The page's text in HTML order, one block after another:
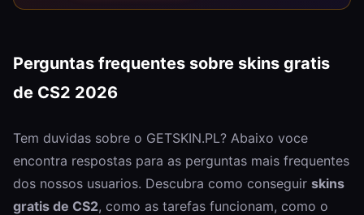
Perguntas frequentes sobre skins gratis
de CS2 2026
Tem duvidas sobre o GETSKIN.PL? Abaixo voce
encontra respostas para as perguntas mais frequentes
dos nossos usuarios. Descubra como conseguir skins
gratis de CS2, como as tarefas funcionam, como o